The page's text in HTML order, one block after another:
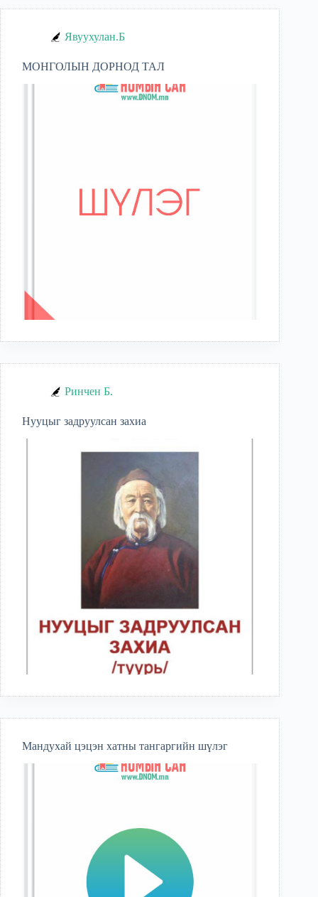
Явуухулан.Б
МОНГОЛЫН ДОРНОД ТАЛ
Ринчен Б.
Нууцыг задруулсан захиа
Мандухай цэцэн хатны тангаргийн шүлэг